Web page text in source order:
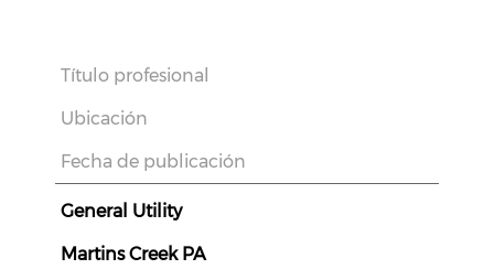
Título profesional
Ubicación
Fecha de publicación
General Utility
Martins Creek PA